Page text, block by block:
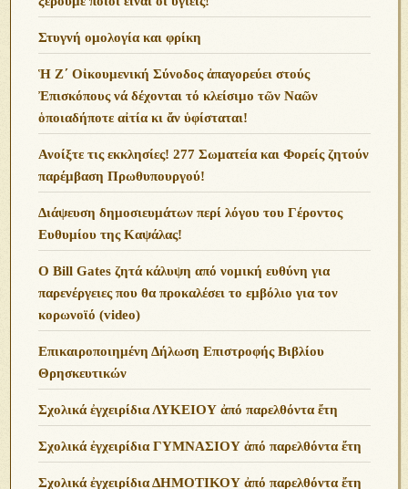
Στυγνή ομολογία και φρίκη
Ἡ Ζ΄ Οἰκουμενική Σύνοδος ἀπαγορεύει στούς
Ἐπισκόπους νά δέχονται τό κλείσιμο τῶν Ναῶν
ὁποιαδήποτε αἰτία κι ἄν ὑφίσταται!
Ανoίξτε τις εκκλησίες! 277 Σωματεία και Φορείς ζητούν
παρέμβαση Πρωθυπουργού!
Διάψευση δημοσιευμάτων περί λόγου του Γέροντος
Ευθυμίου της Καψάλας!
O Bill Gates ζητά κάλυψη από νομική ευθύνη για
παρενέργειες που θα προκαλέσει το εμβόλιο για τον
κορωνοϊό (video)
Επικαιροποιημένη Δήλωση Επιστροφής Βιβλίου
Θρησκευτικών
Σχολικά ἐγχειρίδια ΛΥΚΕΙΟΥ ἀπό παρελθόντα ἔτη
Σχολικά ἐγχειρίδια ΓΥΜΝΑΣΙΟΥ ἀπό παρελθόντα ἔτη
Σχολικά ἐγχειρίδια ΔΗΜΟΤΙΚΟΥ ἀπό παρελθόντα ἔτη